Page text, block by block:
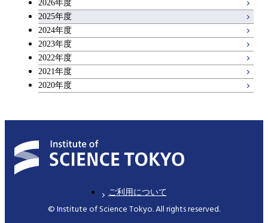
原子核工学コース
物質・情報卓越コース
2026年度
2025年度
2024年度
2023年度
2022年度
2021年度
2020年度
ご利用について
© Institute of Science Tokyo. All rights reserved.